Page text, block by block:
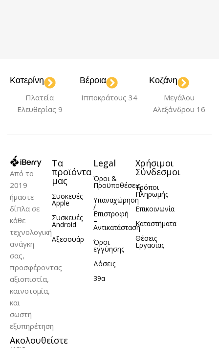
Κατερίνη
Πλατεία
Ελευθερίας 9
Βέροια
Ιπποκράτους 34
Κοζάνη
Μεγάλου
Αλεξάνδρου 16
Από το
2019
ήμαστε
δίπλα σε
κάθε
τεχνολογική
ανάγκη
σας,
προσφέροντας
αξιοπιστία,
καινοτομία,
και
σωστή
εξυπηρέτηση
Ακολουθείστε
Τα
προϊόντα
μας
Συσκευές
Apple
Συσκευές
Android
Αξεσουάρ
Legal
Όροι &
Προϋποθέσεις
Υπαναχώρηση
/
Επιστροφή
–
Αντικατάσταση
Όροι
εγγύησης
Δόσεις
39α
Χρήσιμοι
Σύνδεσμοι
Τρόποι
Πληρωμής
Επικοινωνία
Καταστήματα
Θέσεις
Εργασίας